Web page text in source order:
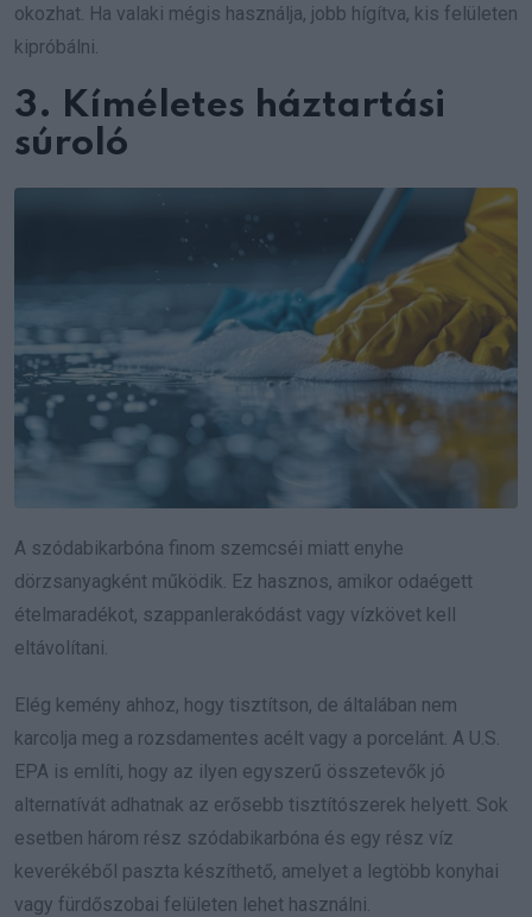
okozhat. Ha valaki mégis használja, jobb hígítva, kis felületen
kipróbálni.
3. Kíméletes háztartási
súroló
A szódabikarbóna finom szemcséi miatt enyhe
dörzsanyagként működik. Ez hasznos, amikor odaégett
ételmaradékot, szappanlerakódást vagy vízkövet kell
eltávolítani.
Elég kemény ahhoz, hogy tisztítson, de általában nem
karcolja meg a rozsdamentes acélt vagy a porcelánt. A U.S.
EPA is említi, hogy az ilyen egyszerű összetevők jó
alternatívát adhatnak az erősebb tisztítószerek helyett. Sok
esetben három rész szódabikarbóna és egy rész víz
keverékéből paszta készíthető, amelyet a legtöbb konyhai
vagy fürdőszobai felületen lehet használni.